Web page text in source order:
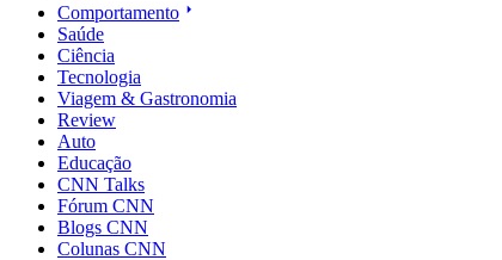
Comportamento
Saúde
Ciência
Tecnologia
Viagem & Gastronomia
Review
Auto
Educação
CNN Talks
Fórum CNN
Blogs CNN
Colunas CNN